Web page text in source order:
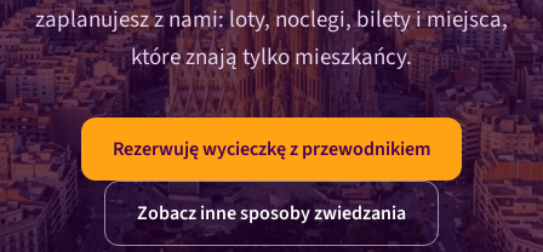
zaplanujesz z nami: loty, noclegi, bilety i miejsca,
które znają tylko mieszkańcy.
Rezerwuję wycieczkę z przewodnikiem
Zobacz inne sposoby zwiedzania